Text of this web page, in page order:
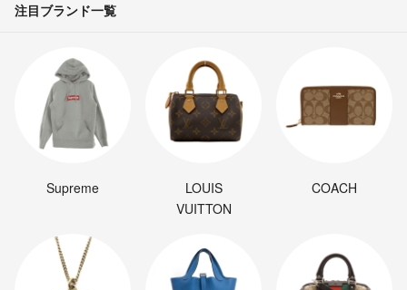
注目ブランド一覧
Supreme
LOUIS
VUITTON
COACH